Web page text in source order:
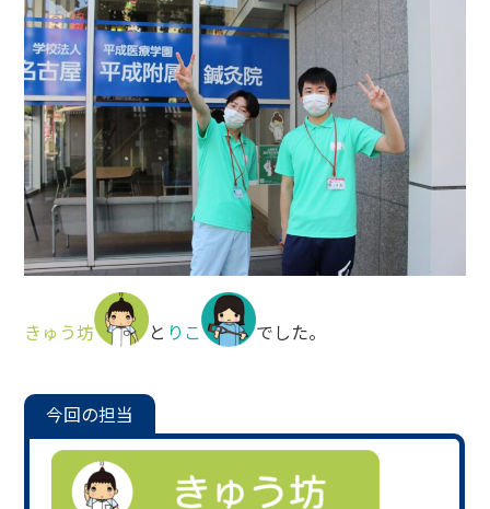
きゅう坊 と りこ でした。
今回の担当